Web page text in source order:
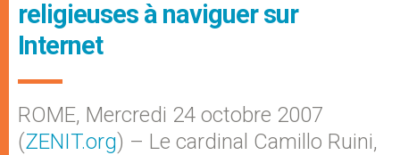
religieuses à naviguer sur
Internet
ROME, Mercredi 24 octobre 2007
(ZENIT.org) – Le cardinal Camillo Ruini,